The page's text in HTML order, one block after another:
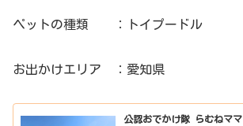
ペットの種類 ：トイプードル
お出かけエリア ：愛知県
公認おでかけ隊 らむねママ